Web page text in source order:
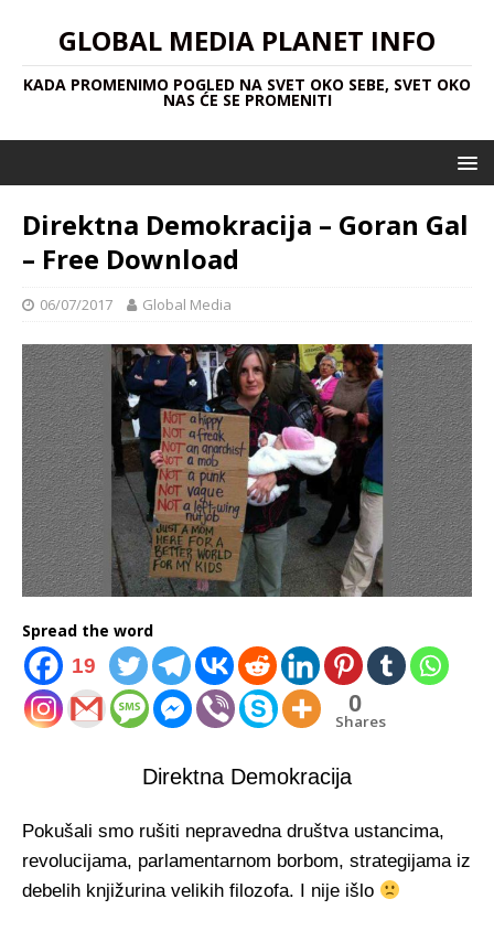
GLOBAL MEDIA PLANET INFO
KADA PROMENIMO POGLED NA SVET OKO SEBE, SVET OKO
NAS ĆE SE PROMENITI
Direktna Demokracija – Goran Gal
– Free Download
06/07/2017 Global Media
Spread the word
19
0
Shares
Direktna Demokracija
Pokušali smo rušiti nepravedna društva ustancima,
revolucijama, parlamentarnom borbom, strategijama iz
debelih knjižurina velikih filozofa. I nije išlo